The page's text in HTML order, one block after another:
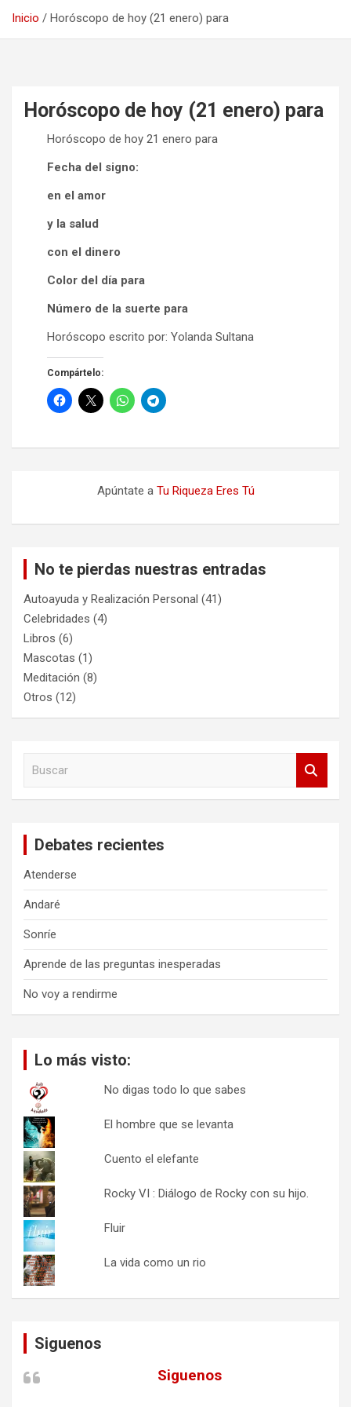
Inicio Horóscopo de hoy (21 enero) para
Horóscopo de hoy (21 enero) para
Horóscopo de hoy 21 enero para
Fecha del signo:
en el amor
y la salud
con el dinero
Color del día para
Número de la suerte para
Horóscopo escrito por: Yolanda Sultana
Compártelo:
Apúntate a Tu Riqueza Eres Tú
No te pierdas nuestras entradas
Autoayuda y Realización Personal (41)
Celebridades (4)
Libros (6)
Mascotas (1)
Meditación (8)
Otros (12)
Debates recientes
Atenderse
Andaré
Sonríe
Aprende de las preguntas inesperadas
No voy a rendirme
Lo más visto:
No digas todo lo que sabes
El hombre que se levanta
Cuento el elefante
Rocky VI : Diálogo de Rocky con su hijo.
Fluir
La vida como un rio
Siguenos
Siguenos